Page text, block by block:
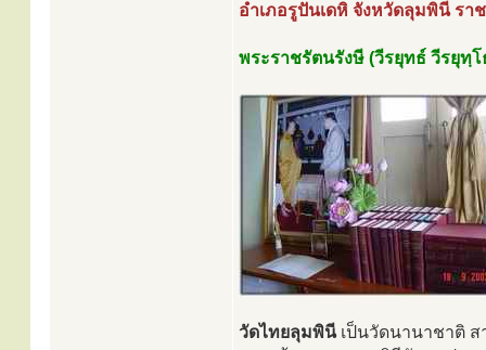
อำเภอรูปันเดหิ จังหวัดลุมพินี รา
พระราชรัตนรังษี (วีรยุทธ์ วีรยุทฺโ
วัดไทยลุมพินีเป็นวัดนานาชาติ ส